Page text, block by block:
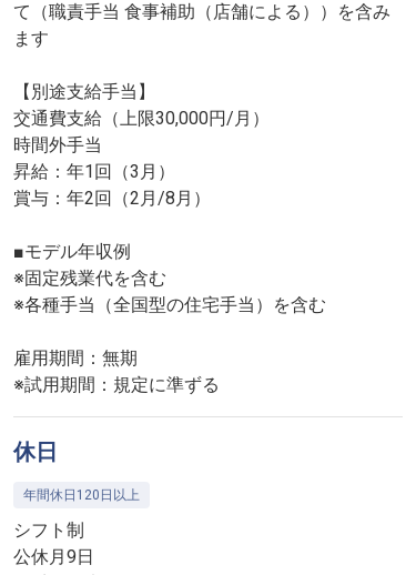
て（職責手当 食事補助（店舗による））を含み
ます
【別途支給手当】
交通費支給（上限30,000円/月）
時間外手当
昇給：年1回（3月）
賞与：年2回（2月/8月）
■モデル年収例
※固定残業代を含む
※各種手当（全国型の住宅手当）を含む
雇用期間：無期
※試用期間：規定に準ずる
休日
年間休日120日以上
シフト制
公休月9日